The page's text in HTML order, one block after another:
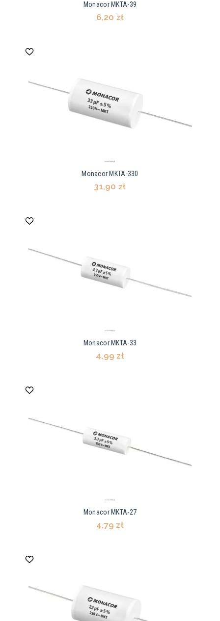
Monacor MKTA-39
6,20 zł
Monacor MKTA-330
31,90 zł
Monacor MKTA-33
4,99 zł
Monacor MKTA-27
4,79 zł